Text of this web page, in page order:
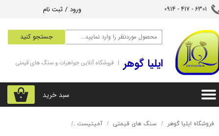
جستجو کنید
ورود / ثبت نام
تغییر گذر واژه
سفارشات
خروج از حساب کاربری
6301 - 417 - 0914​​​​​​​
۰ سبد خرید
‌ایلیا گوهر | فروشگاه آنلاین جواهرات و سنگ های قیمتی
فروشگاه ایلیا گوهر سنگ های قیمتی آمیتیست